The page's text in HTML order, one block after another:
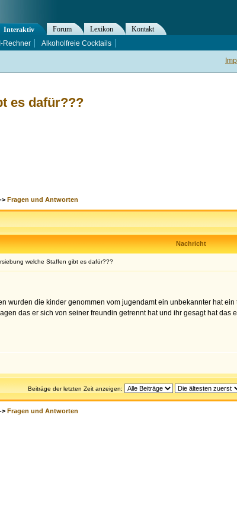
es dafür???
-> Fragen und Antworten
Nachricht
welche Staffen gibt es dafür???
wurden die kinder genommen vom jugendamt ein unbekannter hat
das er sich von seiner freundin getrennt hat und ihr gesagt hat
Beiträge der letzten Zeit anzeigen:
-> Fragen und Antworten
Interaktiv Forum Lexikon
Kontakt
Rechner Alkoholfreie Cocktails